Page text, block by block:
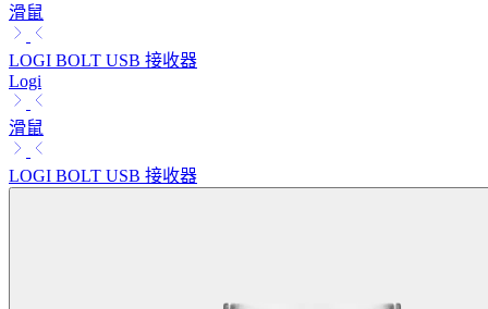
滑鼠
LOGI BOLT USB 接收器
Logi
滑鼠
LOGI BOLT USB 接收器